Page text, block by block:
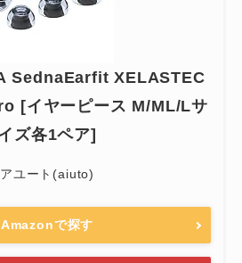
SednaEarfit XELASTEC
[イヤーピース M/ML/Lサ
ズ各1ペア]
アユート(aiuto)
Amazonで探す